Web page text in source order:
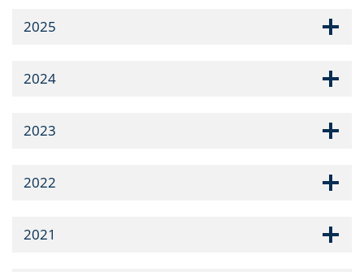
2025
2024
2023
2022
2021